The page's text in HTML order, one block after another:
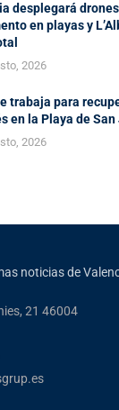
desplegará
en playas y
2026
trabaja para
en la Playa de
2026
21 46004